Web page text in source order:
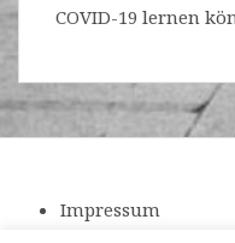
COVID-19 lernen
Impressum